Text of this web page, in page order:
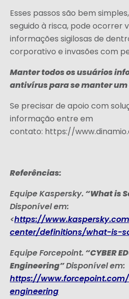
Esses passos são bem
seguido à risca, pode ocorrer
informações sigilosas de
corporativo e invasões com
Manter todos os usuários
antivírus para se manter
Se precisar de apoio com
informação entre em
contato: https://
Referências:
Equipe Kaspersky.“What is
Disponível em:
<https://
center/definitions/what-is-
Equipe Forcepoint.“CYBER
Engineering”Disponível em:
https://
engineering